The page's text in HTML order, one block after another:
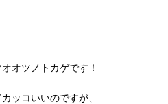
オツノトカゲです！
ッコいいのですが、